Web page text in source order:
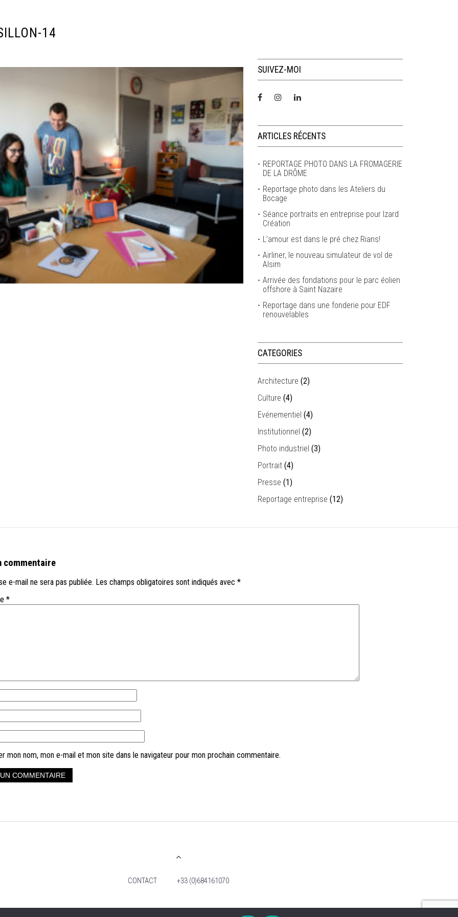
14
SUIVEZ-MOI
ARTICLES RÉCENTS
REPORTAGE PHOTO DANS LA FROMAGERIE
DE LA DRÔME
Reportage photo dans les Ateliers du
Bocage
Séance portraits en entreprise pour Izard
Création
L’amour est dans le pré chez Rians!
Airliner, le nouveau simulateur de vol de
Alsim
Arrivée des fondations pour le parc éolien
offshore à Saint Nazaire
Reportage dans une fonderie pour EDF
renouvelables
CATEGORIES
Architecture (2)
Culture (4)
Evénementiel (4)
Institutionnel (2)
Photo industriel (3)
Portrait (4)
Presse (1)
Reportage entreprise (12)
commentaire
e-mail ne sera pas publiée. Les champs obligatoires sont indiqués avec *
*
mon nom, mon e-mail et mon site dans le navigateur pour mon prochain commentaire.
CONTACT +33 (0)684161070
2026 TIM FOX -TOUS DROITS RÉSERVÉS. MENTIONS LÉGALES